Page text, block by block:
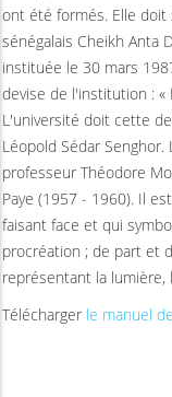
ont été formés. Elle
sénégalais Cheikh Anta
instituée le 30 mars
devise de l'institution : «
L'université doit cette
Léopold Sédar
professeur Théodore
Paye (1957 - 1960). Il
faisant face et qui
procréation ; de part et
représentant la lumière,
Télécharger le manuel